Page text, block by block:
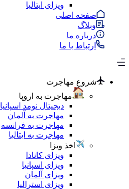
ویزای ایتالیا
صفحه اصلی
وبلاگ
درباره ما
ارتباط با ما
شروع مهاجرت
مهاجرت به اروپا
دیجیتال نومد اسپانیا
مهاجرت به آلمان
مهاجرت به فرانسه
مهاجرت به ایتالیا
اخذ ویزا
ویزای کانادا
ویزای اسپانیا
ویزای آلمان
ویزای استرالیا